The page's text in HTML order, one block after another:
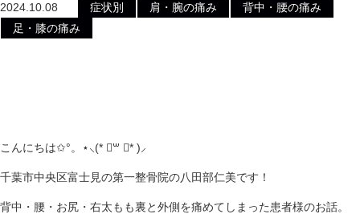
2024.10.08 症状別 肩・腕の痛み
背中・腰の痛み
足・膝の痛み
こんにちは✩°。⋆⸜(* ॑꒳ ॑* )⸝
千葉市中央区富士見の第一整骨院の八田部仁美です！
背中・腰・お尻・右太もも裏と外側を痛めてしまった患者様のお話。